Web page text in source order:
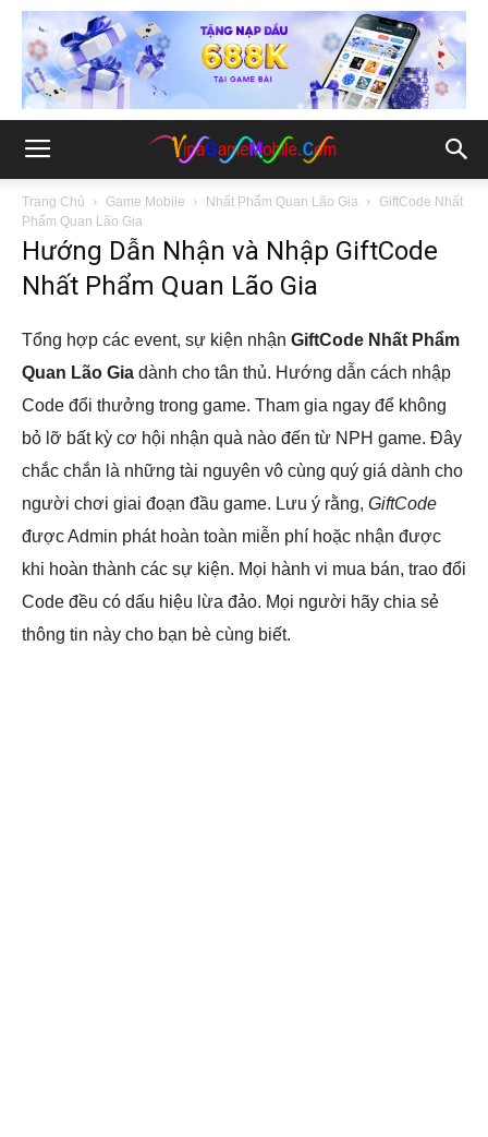
Trang Chủ Game Mobile Nhất Phẩm Quan Lão Gia
GiftCode Nhất
Phẩm Quan Lão Gia
Hướng Dẫn Nhận và Nhập GiftCode
Nhất Phẩm Quan Lão Gia
Tổng hợp các event, sự kiện nhận GiftCode Nhất Phẩm
Quan Lão Gia dành cho tân thủ. Hướng dẫn cách nhập
Code đổi thưởng trong game. Tham gia ngay để không
bỏ lỡ bất kỳ cơ hội nhận quà nào đến từ NPH game. Đây
chắc chắn là những tài nguyên vô cùng quý giá dành cho
người chơi giai đoạn đầu game. Lưu ý rằng, GiftCode
được Admin phát hoàn toàn miễn phí hoặc nhận được
khi hoàn thành các sự kiện. Mọi hành vi mua bán, trao đổi
Code đều có dấu hiệu lừa đảo. Mọi người hãy chia sẻ
thông tin này cho bạn bè cùng biết.